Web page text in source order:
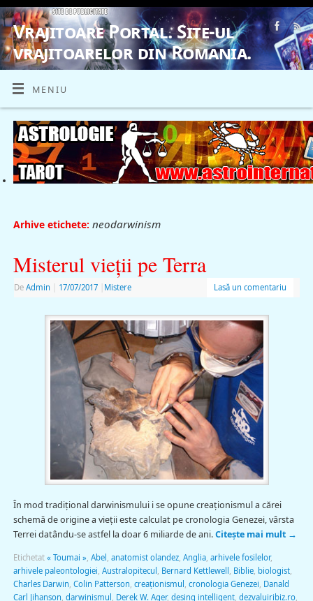
Vrajitoare Portal. Site-ul
vrajitoarelor din Romania.
VRAJITOARE, VRAJITOARELE, VRAJITOARE
MENIU
Arhive etichete: neodarwinism
Misterul vieţii pe Terra
De Admin 17/07/2017 Mistere Lasă un comentariu
În mod tradiţional darwinismului i se opune creaţionismul a cărei
schemă de origine a vieţii este calculat pe cronologia Genezei, vârsta
Terrei datându-se astfel la doar 6 miliarde de ani.Citește mai mult →
Etichetat « Toumai » Abel anatomist olandez, Anglia, arhivele fosilelor,
arhivele paleontologiei Australopitecul Bernard Kettlewell Biblie, biologist,
Charles Darwin Colin Patterson creaţionismul cronologia Genezei Danald
Carl Jihanson darwinismul Derek W. Ager, desing intelligent, dezvaluiribiz.ro,